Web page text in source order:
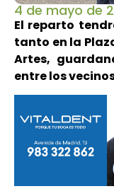
4 de mayo de
El reparto
tanto en la
Artes,
entre los